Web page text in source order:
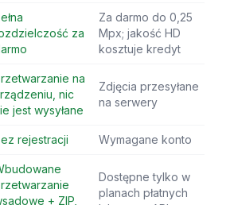
za
Za darmo do 0,25
Mpx; jakość HD
kosztuje kredyt
na
nic
jest wysyłane
Zdjęcia przesyłane
na serwery
rejestracji Wymagane konto
+ ZIP,
Dostępne tylko w
planach płatnych